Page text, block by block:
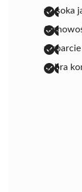
wysoka
dobra